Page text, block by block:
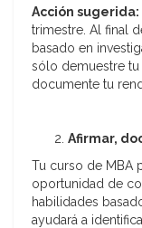
Acción sugerida:
trimestre. Al final
basado en
sólo demuestre tu
documente tu
Afirmar,
Tu curso de MBA
oportunidad de
habilidades
ayudará a